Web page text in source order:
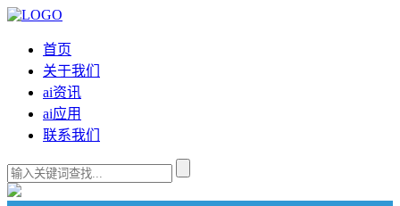
首页
关于我们
ai资讯
ai应用
联系我们